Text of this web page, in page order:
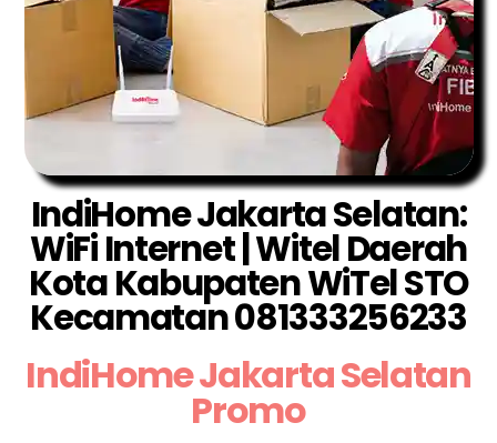
IndiHome Jakarta Selatan:
WiFi Internet | Witel Daerah
Kota Kabupaten WiTel STO
Kecamatan 081333256233
IndiHome Jakarta Selatan
Promo